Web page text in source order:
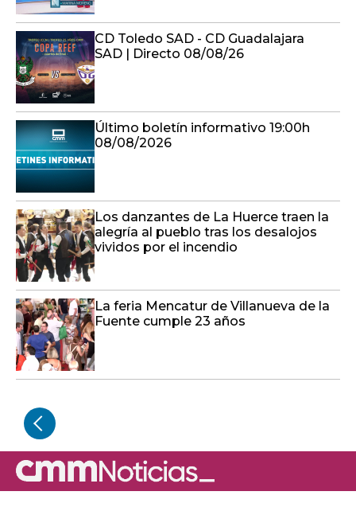
CD Toledo SAD - CD Guadalajara
SAD | Directo 08/08/26
Último boletín informativo 19:00h
08/08/2026
Los danzantes de La Huerce traen la
alegría al pueblo tras los desalojos
vividos por el incendio
La feria Mencatur de Villanueva de la
Fuente cumple 23 años